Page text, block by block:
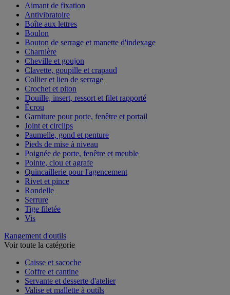
Aimant de fixation
Antivibratoire
Boîte aux lettres
Boulon
Bouton de serrage et manette d'indexage
Charnière
Cheville et goujon
Clavette, goupille et crapaud
Collier et lien de serrage
Crochet et piton
Douille, insert, ressort et filet rapporté
Écrou
Garniture pour porte, fenêtre et portail
Joint et circlips
Paumelle, gond et penture
Pieds de mise à niveau
Poignée de porte, fenêtre et meuble
Pointe, clou et agrafe
Quincaillerie pour l'agencement
Rivet et pince
Rondelle
Serrure
Tige filetée
Vis
Rangement d'outils
Voir toute la catégorie
Caisse et sacoche
Coffre et cantine
Servante et desserte d'atelier
Valise et mallette à outils